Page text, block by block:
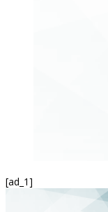
[ad_1]